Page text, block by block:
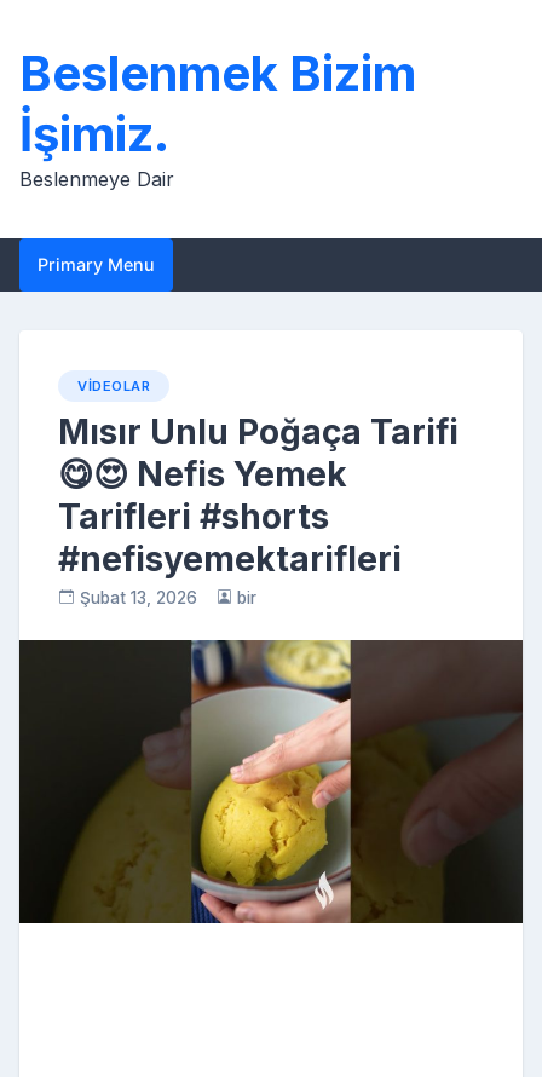
content
Beslenmek Bizim
İşimiz.
Beslenmeye Dair
Primary Menu
VIDEOLAR
Mısır Unlu Poğaça Tarifi
😋😍 Nefis Yemek
Tarifleri #shorts
#nefisyemektarifleri
Şubat 13, 2026 bir